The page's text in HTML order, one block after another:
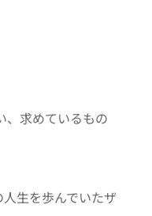
、求めているもの
生を歩んでいたザ